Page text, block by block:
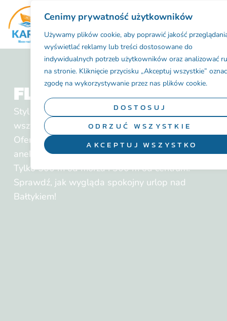
Cenimy prywatność użytkowników
Używamy plików cookie, aby poprawić jakość
wyświetlać reklamy lub treści dostosowane do
indywidualnych potrzeb użytkowników oraz analizować
na stronie. Kliknięcie przycisku „Akceptuj wszystkie”
zgodę na wykorzystywanie przez nas plików cookie.
DOSTOSUJ
ODRZUĆ WSZYSTKIE
AKCEPTUJ WSZYSTKO
BAZA NOCLEGOWA
FLAMAND
Styl skandynawski, wygoda i bliskość plaży – to
wszystko znajdziesz w Flamand w Karwi!
Oferujemy domki, apartament i pokoje z
aneksami, idealne na rodzinny wypoczynek.
Tylko 500 m od morza i 300 m od centrum.
Sprawdź, jak wygląda spokojny urlop nad
Bałtykiem!